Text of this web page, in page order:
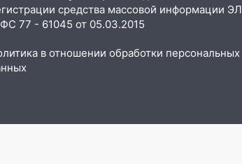
средства массовой информации ЭЛ
77 - 61045 от 05.03.2015
в отношении обработки персональных